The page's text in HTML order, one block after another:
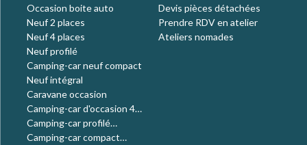
Occasion boite auto
Neuf 2 places
Neuf 4 places
Neuf profilé
Camping-car neuf compact
Neuf intégral
Caravane occasion
Camping-car d'occasion 4
places
Camping-car profilé
occasion
Camping-car compact
Devis pièces détachées
Prendre RDV en atelier
Ateliers nomades